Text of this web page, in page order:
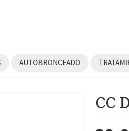
AUTOBRONCEADO
CC